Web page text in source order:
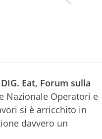
DIG. Eat, Forum sulla
Nazionale Operatori e
si è arricchito in
davvero un